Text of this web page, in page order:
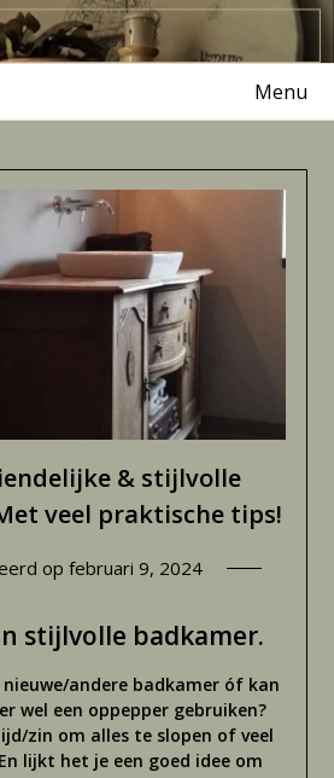
Menu
& stijlvolle
veel praktische tips!
op februari 9, 2024
stijlvolle badkamer.
nieuwe/andere badkamer óf kan
wel een oppepper gebruiken?
zin om alles te slopen of veel
lijkt het je een goed idee om